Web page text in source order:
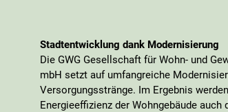
Stadtentwicklung dank Modernisierung
Die GWG Gesellschaft für Wohn- und
mbH setzt auf umfangreiche
Versorgungsstränge. Im Ergebnis
Energieeffizienz der Wohngebäude